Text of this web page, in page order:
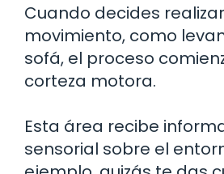
Cuando decides
movimiento, como
sofá, el proceso
corteza motora.
Esta área recibe
sensorial sobre el